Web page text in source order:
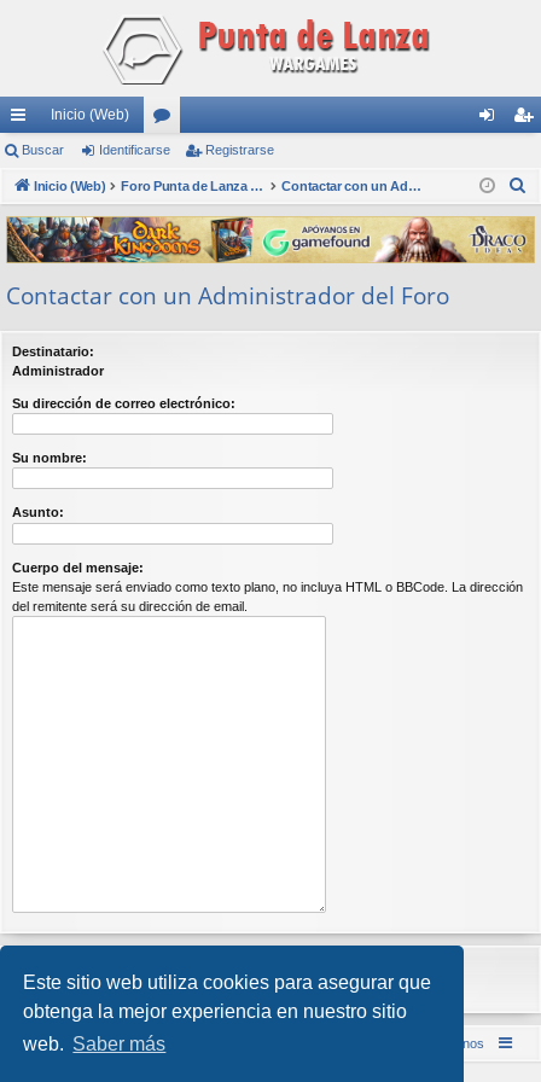
Este sitio web utiliza cookies para asegurar que
obtenga la mejor experiencia en nuestro sitio
web. Saber más
nl
ac
es
rá
pi
do
s
Inicio (Web)
or
os nti
fic
ar
ist
ra
rs
Buscar Identificarse Registrarse
Inicio (Web) Foro Punta de Lanza Wargames Contactar con un Administrador del Foro
s
c
Contactar con un Administrador del Foro
Destinatario:
Administrador
Su dirección de correo electrónico:
Su nombre:
Asunto:
Cuerpo del mensaje:
Este mensaje será enviado como texto plano, no incluya HTML o BBCode. La dirección
del remitente será su dirección de email.
Inicio (Web) Foro Punta de Lanza Wargames Contáctenos